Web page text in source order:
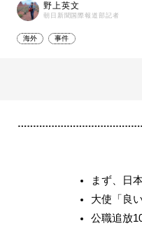
野上英文
朝日新聞国際報道部記者
海外 事件
まず、日
大使「良
公職追放